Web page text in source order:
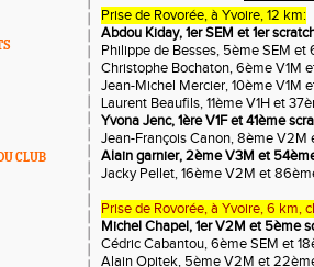
CLUB
Prise de Rovorée, à Yvoire, 12 km:
Abdou Kiday, 1er SEM et 1er
Philippe de Besses, 5ème SEM et
Christophe Bochaton, 6ème V1M
Jean-Michel Mercier, 10ème V1M
Laurent Beaufils, 11ème V1H et
Yvona Jenc, 1ère V1F et 41ème
Jean-François Canon, 8ème V2M
Alain garnier, 2ème V3M et
Jacky Pellet, 16ème V2M et
Prise de Rovorée, à Yvoire, 6 km,
Michel Chapel, 1er V2M et 5ème
Cédric Cabantou, 6ème SEM et
Alain Opitek, 5ème V2M et